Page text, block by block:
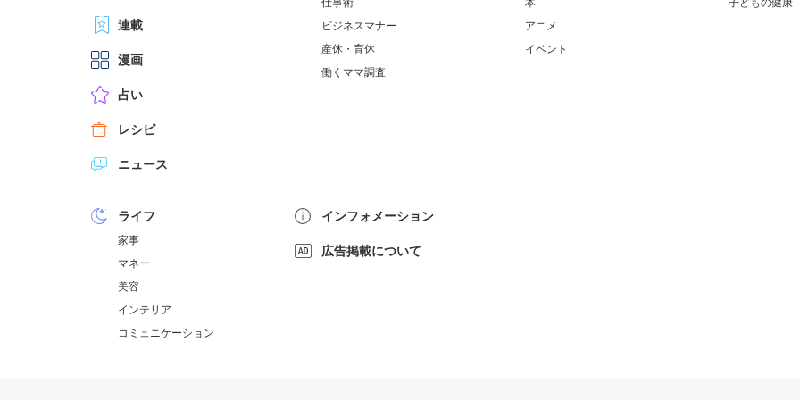
連載
漫画
占い
レシピ
ニュース
仕事術
ビジネスマナー
産休・育休
働くママ調査
本
アニメ
イベント
子どもの健康
ライフ
家事
マネー
美容
インテリア
コミュニケーション
インフォメーション
広告掲載について